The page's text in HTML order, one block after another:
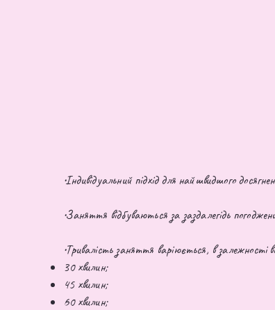
•Індивідуальний підхід для найшвидшого
•Заняття відбуваються за заздалегідь
•Тривалість заняття варіюється, в залежності
30 хвилин;
45 хвилин;
60 хвилин;